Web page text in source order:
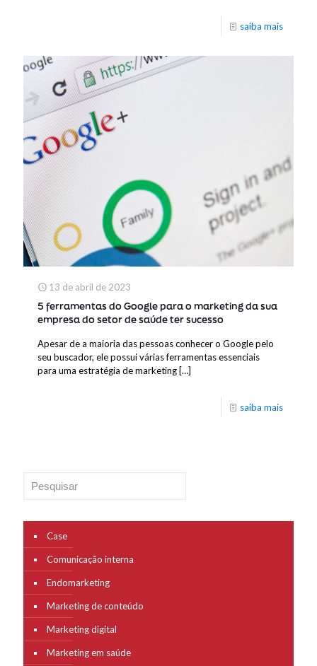
saiba mais
13 de abril de 2023
5 ferramentas do Google para o marketing da sua
empresa do setor de saúde ter sucesso
Apesar de a maioria das pessoas conhecer o Google pelo
seu buscador, ele possui várias ferramentas essenciais
para uma estratégia de marketing […]
saiba mais
Pesquisar
Case
Comunicação interna
Endomarketing
Marketing de conteúdo
Marketing digital
Marketing em saúde